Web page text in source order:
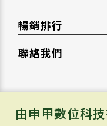
暢銷排行
聯絡我們
由申甲數位科